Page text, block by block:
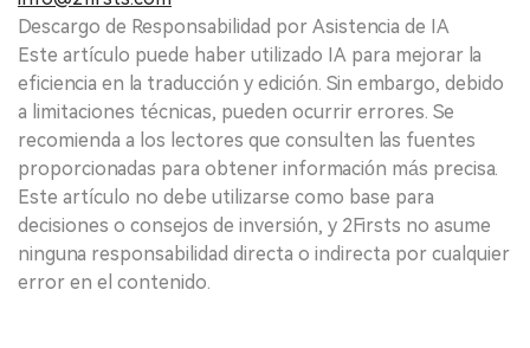
Descargo de Responsabilidad por Asistencia de IA
Este artículo puede haber utilizado IA para mejorar la
eficiencia en la traducción y edición. Sin embargo, debido
a limitaciones técnicas, pueden ocurrir errores. Se
recomienda a los lectores que consulten las fuentes
proporcionadas para obtener información más precisa.
Este artículo no debe utilizarse como base para
decisiones o consejos de inversión, y 2Firsts no asume
ninguna responsabilidad directa o indirecta por cualquier
error en el contenido.